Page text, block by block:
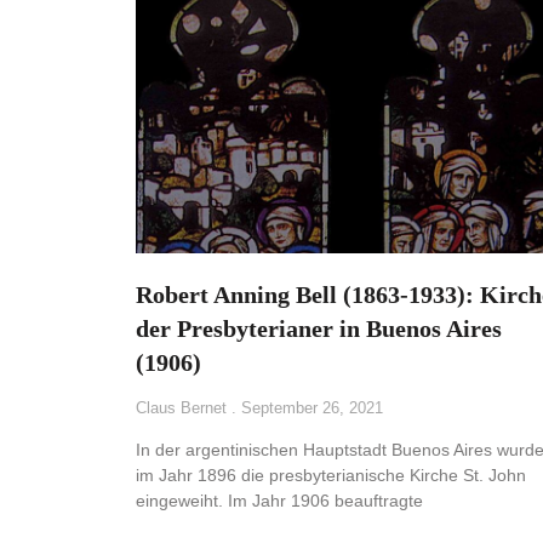
Robert Anning Bell (1863-1933):
der Presbyterianer in Buenos Aires
(1906)
Claus Bernet September 26, 2021
In der argentinischen Hauptstadt Buenos Aires wurde
im Jahr 1896 die presbyterianische Kirche St. John
eingeweiht. Im Jahr 1906 beauftragte